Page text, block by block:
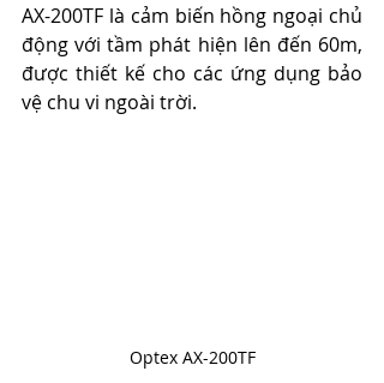
AX-200TF là cảm biến hồng ngoại chủ
động với tầm phát hiện lên đến 60m,
được thiết kế cho các ứng dụng bảo
vệ chu vi ngoài trời.​
Optex AX-200TF